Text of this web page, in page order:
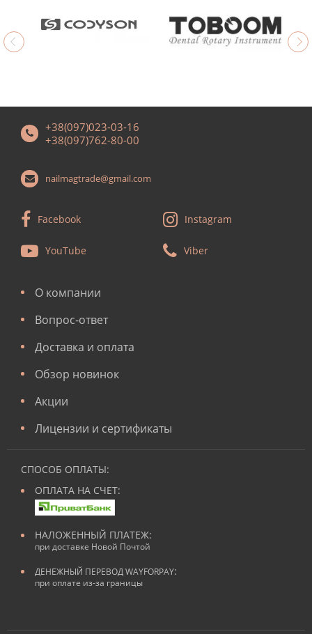
+38(097)023-03-16
+38(097)762-80-00
nailmagtrade@gmail.com
Facebook Instagram
YouTube Viber
О компании
Вопрос-ответ
Доставка и оплата
Обзор новинок
Акции
Лицензии и сертификаты
СПОСОБ ОПЛАТЫ:
ОПЛАТА НА СЧЕТ:
НАЛОЖЕННЫЙ ПЛАТЕЖ:
при доставке Новой Почтой
ДЕНЕЖНЫЙ ПЕРЕВОД WAYFORPAY:
при оплате из-за границы